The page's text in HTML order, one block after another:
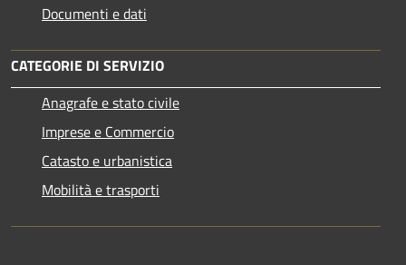
Documenti e dati
CATEGORIE DI SERVIZIO
Anagrafe e stato civile
Imprese e Commercio
Catasto e urbanistica
Mobilità e trasporti